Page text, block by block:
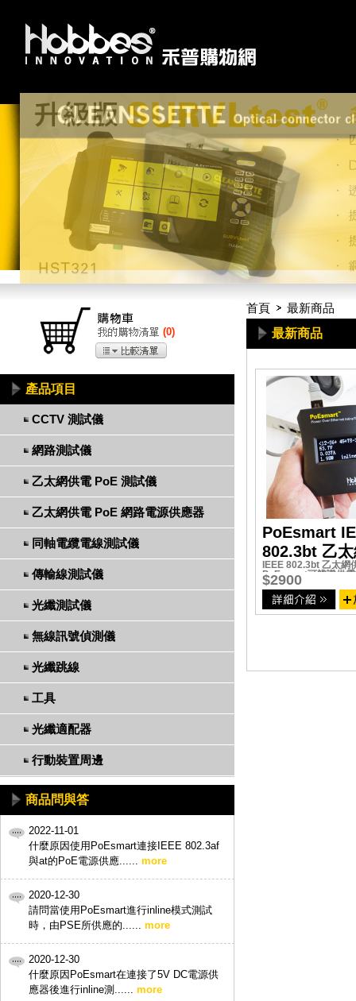
首頁
最新商品
最新商品
PoEsmart
802.3bt 乙
測試儀/偵測
IEEE 802.3bt 乙太
PoEsmart可辨識供
PoEsmart使用高解析
產品功能
$2900
(0)
產品項目
CCTV 測試儀
網路測試儀
乙太網供電 PoE 測試儀
乙太網供電 PoE 網路電源供應器
同軸電纜電線測試儀
傳輸線測試儀
光纖測試儀
無線訊號偵測儀
光纖跳線
工具
光纖適配器
行動裝置周邊
商品問與答
2022-11-01
什麼原因使用PoEsmart連接IEEE 802.3af
與at的PoE電源供應...... more
2020-12-30
請問當使用PoEsmart進行inline模式測試
時，由PSE所供應的...... more
2020-12-30
什麼原因PoEsmart在連接了5V DC電源供
應器後進行inline測...... more